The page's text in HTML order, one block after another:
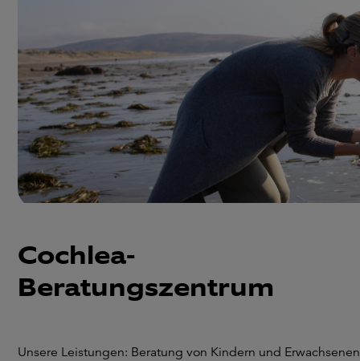
Cochlea-
Beratungszentrum
Unsere Leistungen: Beratung von Kindern und